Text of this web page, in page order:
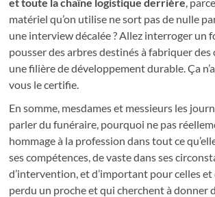
matériel qu’on utilise ne sort pas de nulle
une interview décalée ? Allez interroger un
pousser des arbres destinés à fabriquer des
une filière de développement durable. Ça
vous le certifie.
En somme, mesdames et messieurs les
parler du funéraire, pourquoi ne pas
hommage à la profession dans tout ce
ses compétences, de vaste dans ses
d’intervention, et d’important pour celles
perdu un proche et qui cherchent à donner